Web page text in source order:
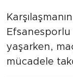
yaşarken,
mücadele